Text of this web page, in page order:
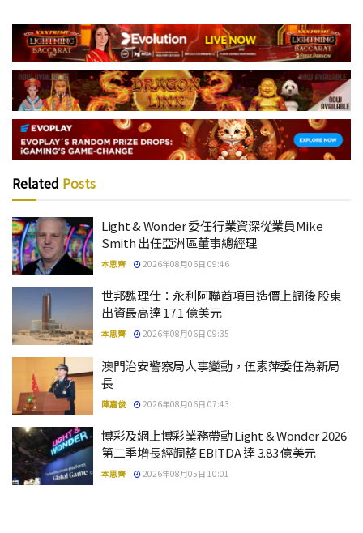
Related Posts
Light & Wonder 委任行業資深從業員Mike
Smith 出任亞洲區董事總經理
本思齊 2026年08月06日 09:46
世邦魏理仕：永利阿聯酋項目造價上調後 股東
出資最高達 17.1 億美元
本思齊 2026年08月06日 09:35
澳門治安警察局人事變動，伍素萍委任為新局
長
陳嘉俊 2026年08月06日 07:43
博彩及網上博彩業務帶動 Light & Wonder 2026
第二季增長經調整 EBITDA 達 3.83 億美元
本思齊 2026年08月05日 10:01